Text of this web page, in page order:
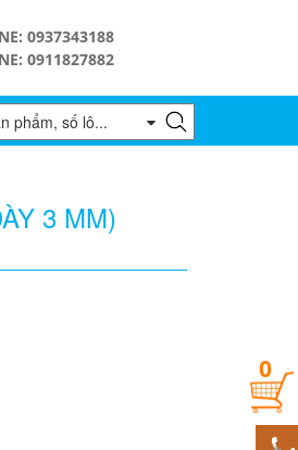
0937343188
0911827882
0
3 MM)